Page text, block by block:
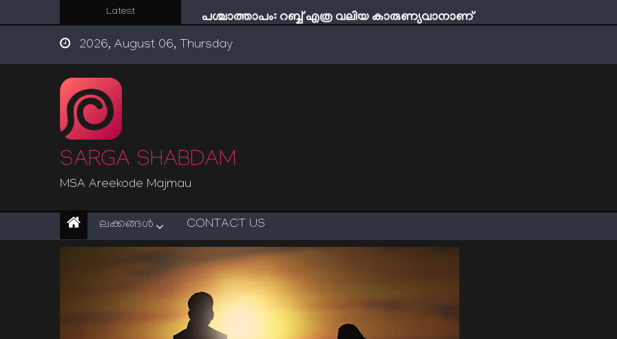
Latest
പശ്ചാത്താപം: റബ്ബ് എത്ര വലിയ കാരുണ്യവാനാണ്
ഇന്ന് നേടിയാൽ ഇരട്ടി നേടാം
2026, August 06, Thursday
SARGA SHABDAM
MSA Areekode Majmau
ലക്കങ്ങള്‍ CONTACT US